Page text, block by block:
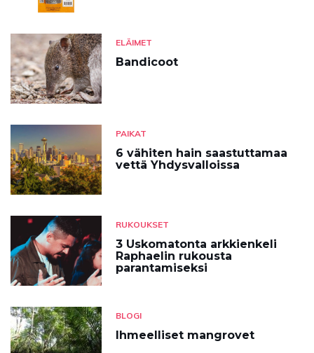
ELÄIMET
Bandicoot
PAIKAT
6 vähiten hain saastuttamaa
vettä Yhdysvalloissa
RUKOUKSET
3 Uskomatonta arkkienkeli
Raphaelin rukousta
parantamiseksi
BLOGI
Ihmeelliset mangrovet